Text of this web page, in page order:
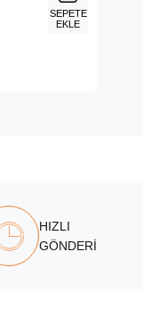
SEPETE
EKLE
HIZLI
GÖNDERİ